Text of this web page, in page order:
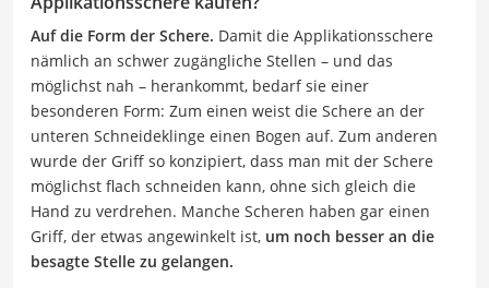
Auf die Form der Schere. Damit die Applikationsschere
nämlich an schwer zugängliche Stellen – und das
möglichst nah – herankommt, bedarf sie einer
besonderen Form: Zum einen weist die Schere an der
unteren Schneideklinge einen Bogen auf. Zum anderen
wurde der Griff so konzipiert, dass man mit der Schere
möglichst flach schneiden kann, ohne sich gleich die
Hand zu verdrehen. Manche Scheren haben gar einen
Griff, der etwas angewinkelt ist, um noch besser an die
besagte Stelle zu gelangen.